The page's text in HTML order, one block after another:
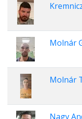
Molnár
Molnár
Nagy